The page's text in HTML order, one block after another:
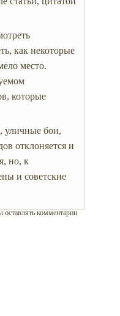
как некоторые
место.
которые
уличные бои,
отклоняется и
но, к
и советские
оставлять комментарии